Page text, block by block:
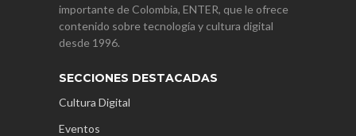
importante de Colombia, ENTER, que le ofrece
contenido sobre tecnología y cultura digital
desde 1996.
SECCIONES DESTACADAS
Cultura Digital
Eventos